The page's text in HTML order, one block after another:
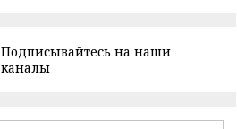
Подписывайтесь на наши
каналы